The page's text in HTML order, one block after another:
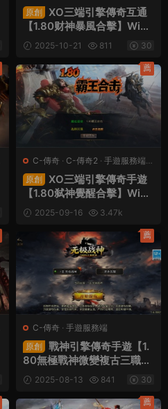
端遊服務端
原創
XO三端引擎傳奇互通
【1.80财神暴風合擊】Win
一鍵服務端+PC安卓蘋果三
端+加密工具+視頻架設教程
2025-10-21 811 30
C-傳奇 · C-傳奇2 · 手遊服務端·
端遊服務端
原創
XO三端引擎傳奇手遊
【1.80弑神覺醒合擊】Win
一鍵服務端+PC安卓蘋果三
端+加密工具+視頻架設教程
2025-09-16
3.47k
薦
C-傳奇 · 手遊服務端
原創
戰神引擎傳奇手遊【1.
80無極戰神微變複古三職業
[白豬3.1]】Win一鍵服務端
+安卓蘋果雙端+GM授權物
品後台+視頻架設教程
2025-08-13 841 30
薦
薦